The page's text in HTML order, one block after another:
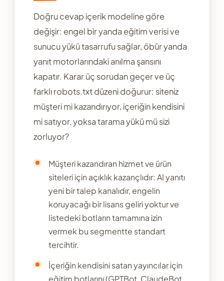
Doğru cevap içerik modeline göre
değişir: engel bir yanda eğitim verisi ve
sunucu yükü tasarrufu sağlar, öbür yanda
yanıt motorlarındaki anılma şansını
kapatır. Karar üç sorudan geçer ve üç
farklı robots.txt düzeni doğurur: siteniz
müşteri mi kazandırıyor, içeriğin kendisini
mi satıyor, yoksa tarama yükü mü sizi
zorluyor?
Müşteri kazandıran hizmet ve ürün
siteleri için açıklık kazançlıdır: AI yanıtı
yeni bir talep kanalıdır, engelin
koruyacağı bir lisans geliri yoktur ve
listedeki botların tamamına izin
vermek bu segmentte standart
tercihtir.
İçeriğin kendisini satan yayıncılar için
eğitim botlarını (GPTBot, ClaudeBot,